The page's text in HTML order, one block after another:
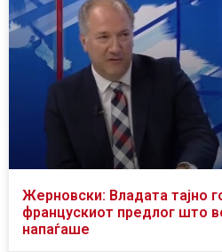
Жерновски: Владата тајно
францускиот предлог што
напаѓаше